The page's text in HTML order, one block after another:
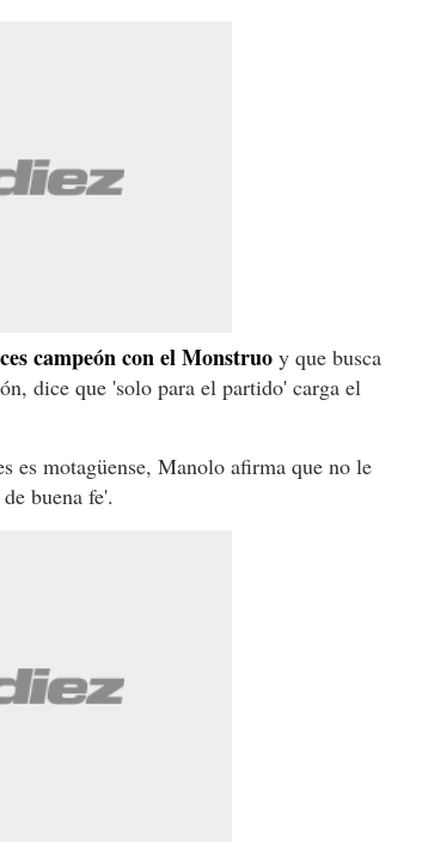
campeón con el Monstruo y que busca
dice que 'solo para el partido' carga el
es motagüense, Manolo afirma que no le
buena fe'.